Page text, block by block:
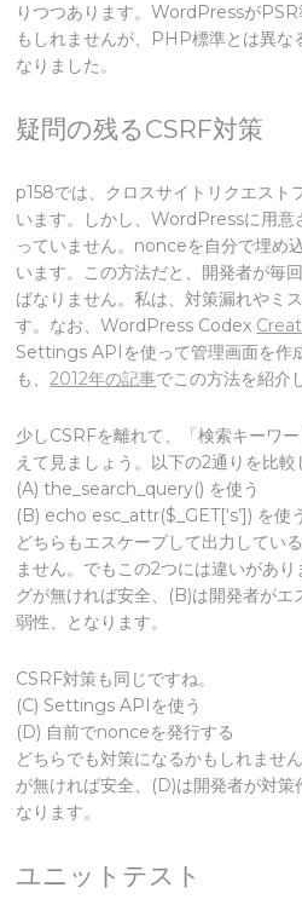
りつつあります。WordPressが
もしれませんが、PHP標準とは異な
なりました。
疑問の残るCSRF対策
p158では、クロスサイトリクエスト
います。しかし、WordPressに用
っていません。nonceを自分で埋め
います。この方法だと、開発者が毎
ばなりません。私は、対策漏れやミ
す。なお、WordPress Codex
Settings APIを使って管理画面を作
も、2012年の記事でこの方法を紹介
少しCSRFを離れて、「検索キーワ
えて見ましょう。以下の2通りを比較
(A) the_search_query() を使う
(B) echo esc_attr($_GET[‘s’]) を使
どちらもエスケープして出力してい
ません。でもこの2つには違いがあ
グが無ければ安全、(B)は開発者が
弱性、となります。
CSRF対策も同じですね。
(C) Settings APIを使う
(D) 自前でnonceを発行する
どちらでも対策になるかもしれませ
が無ければ安全、(D)は開発者が対策
なります。
ユニットテスト